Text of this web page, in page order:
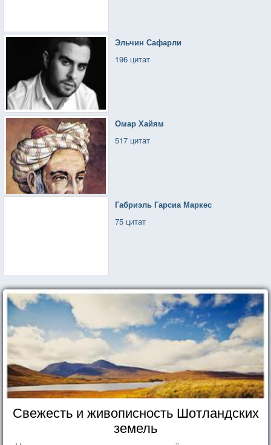
Эльчин Сафарли
196 цитат
Омар Хайям
517 цитат
Габриэль Гарсиа Маркес
75 цитат
Свежесть и живописность Шотландских
земель